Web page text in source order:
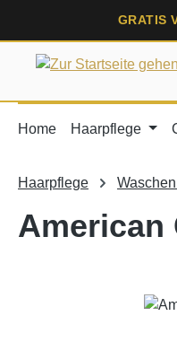
Zur GRATIS
Home Haarpflege
Haarpflege
American
Bildergalerie